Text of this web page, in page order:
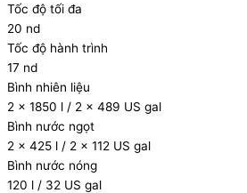
Tốc độ tối đa
20 nd
Tốc độ hành trình
17 nd
Bình nhiên liệu
2 x 1850 l / 2 x 489 US gal
Bình nước ngọt
2 x 425 l / 2 x 112 US gal
Bình nước nóng
120 l / 32 US gal